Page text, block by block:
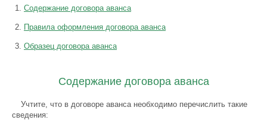
Содержание договора аванса
Правила оформления договора аванса
Образец договора аванса
Содержание договора аванса
Учтите, что в договоре аванса необходимо перечислить такие
сведения: